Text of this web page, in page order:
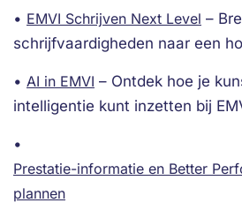
• EMVI Schrijven Next Level –
schrijfvaardigheden naar een
• AI in EMVI – Ontdek hoe je
intelligentie kunt inzetten bij
•
Prestatie-informatie en Better
plannen